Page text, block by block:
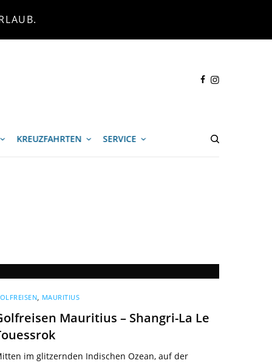
KREUZFAHRTEN SERVICE
, MAURITIUS
Mauritius – Shangri-La Le
im glitzernden Indischen Ozean, auf der